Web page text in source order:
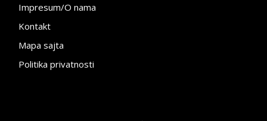
Impresum/O nama
Kontakt
Mapa sajta
Politika privatnosti